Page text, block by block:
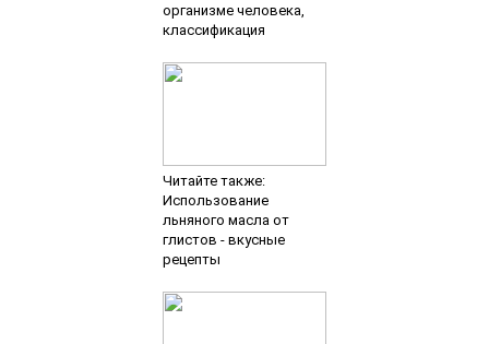
организме человека,
классификация
Читайте также:
Использование
льняного масла от
глистов - вкусные
рецепты